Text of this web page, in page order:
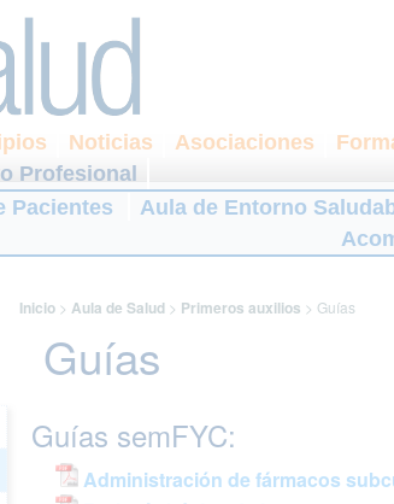
Noticias Asociaciones
Profesional
Pacientes Aula de Entorno
Inicio> Aula de Salud> Primeros auxilios > Guías
Guías
Guías semFYC:
Administración de fármacos